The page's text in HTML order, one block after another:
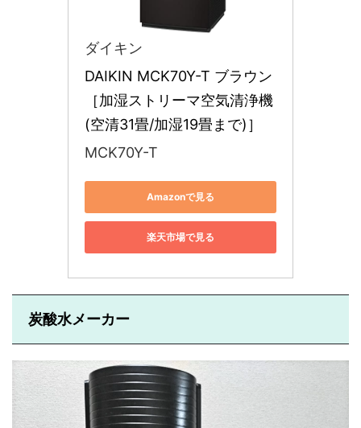
ダイキン
DAIKIN MCK70Y-T ブラウン
［加湿ストリーマ空気清浄機
(空清31畳/加湿19畳まで)］
MCK70Y-T
Amazonで見る
楽天市場で見る
炭酸水メーカー